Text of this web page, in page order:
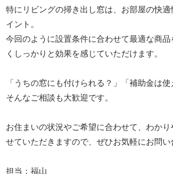
特にリビングの掃き出し窓は、お部屋の快
イント。
今回のように設置条件に合わせて最適な商
くしっかりと効果を感じていただけます。
「うちの窓にも付けられる？」「補助金は使
そんなご相談も大歓迎です。
お住まいの状況やご希望に合わせて、わかり
せていただきますので、ぜひお気軽にお問い
担当：福山